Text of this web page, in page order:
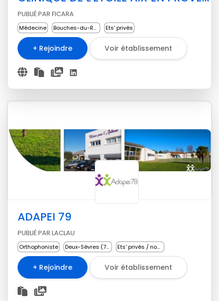
PUBLIÉ PAR FICARA
Médecine Bouches-du-Rhône (13) Ets' privés
+ Rejoindre Voir établissement
ADAPEI 79
PUBLIÉ PAR LACLAU
Orthophoniste Deux-Sèvres (79) Ets' privés / non lucratifs
+ Rejoindre Voir établissement